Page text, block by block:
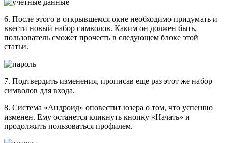
6. После этого в открывшемся окне необходимо придумать и
ввести новый набор символов. Каким он должен быть,
пользователь сможет прочесть в следующем блоке этой
статьи.
7. Подтвердить изменения, прописав еще раз этот же набор
символов для входа.
8. Система «Андроид» оповестит юзера о том, что успешно
изменен. Ему останется кликнуть кнопку «Начать» и
продолжить пользоваться профилем.